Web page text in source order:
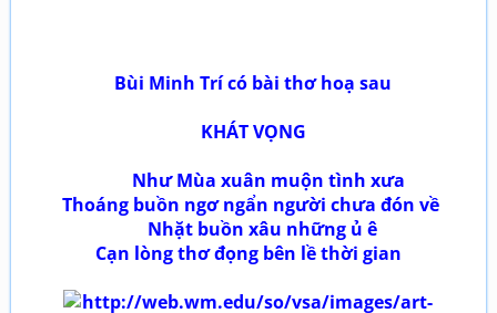
Bùi Minh Trí có bài thơ hoạ sau
KHÁT VỌNG
Như Mùa xuân muộn tình xưa
Thoáng buồn ngơ ngẩn người chưa đón về
Nhặt buồn xâu những ủ ê
Cạn lòng thơ đọng bên lề thời gian